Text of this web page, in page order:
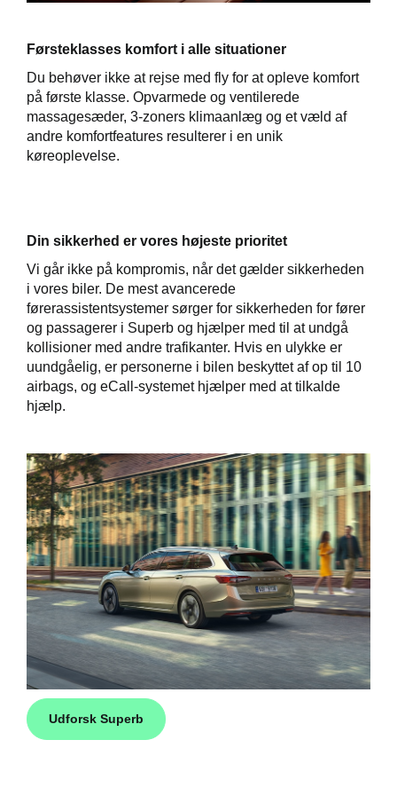
Førsteklasses komfort i alle situationer
Du behøver ikke at rejse med fly for at opleve komfort
på første klasse. Opvarmede og ventilerede
massagesæder, 3-zoners klimaanlæg og et væld af
andre komfortfeatures resulterer i en unik
køreoplevelse.
Din sikkerhed er vores højeste prioritet
Vi går ikke på kompromis, når det gælder sikkerheden
i vores biler. De mest avancerede
førerassistentsystemer sørger for sikkerheden for fører
og passagerer i Superb og hjælper med til at undgå
kollisioner med andre trafikanter. Hvis en ulykke er
uundgåelig, er personerne i bilen beskyttet af op til 10
airbags, og eCall-systemet hjælper med at tilkalde
hjælp.
Udforsk Superb